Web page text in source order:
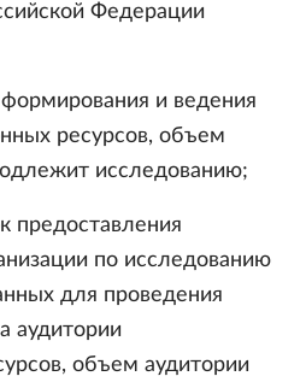
Федерации
и ведения
ресурсов, объем
исследованию;
предоставления
по исследованию
для проведения
аудитории
объем аудитории